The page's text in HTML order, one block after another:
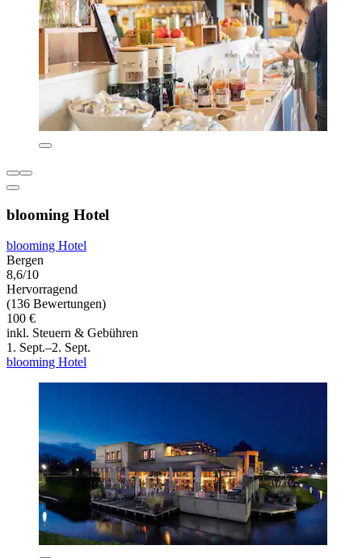
blooming Hotel
blooming Hotel
Bergen
8,6/10
Hervorragend
(136 Bewertungen)
100 €
inkl. Steuern & Gebühren
1. Sept.–2. Sept.
blooming Hotel